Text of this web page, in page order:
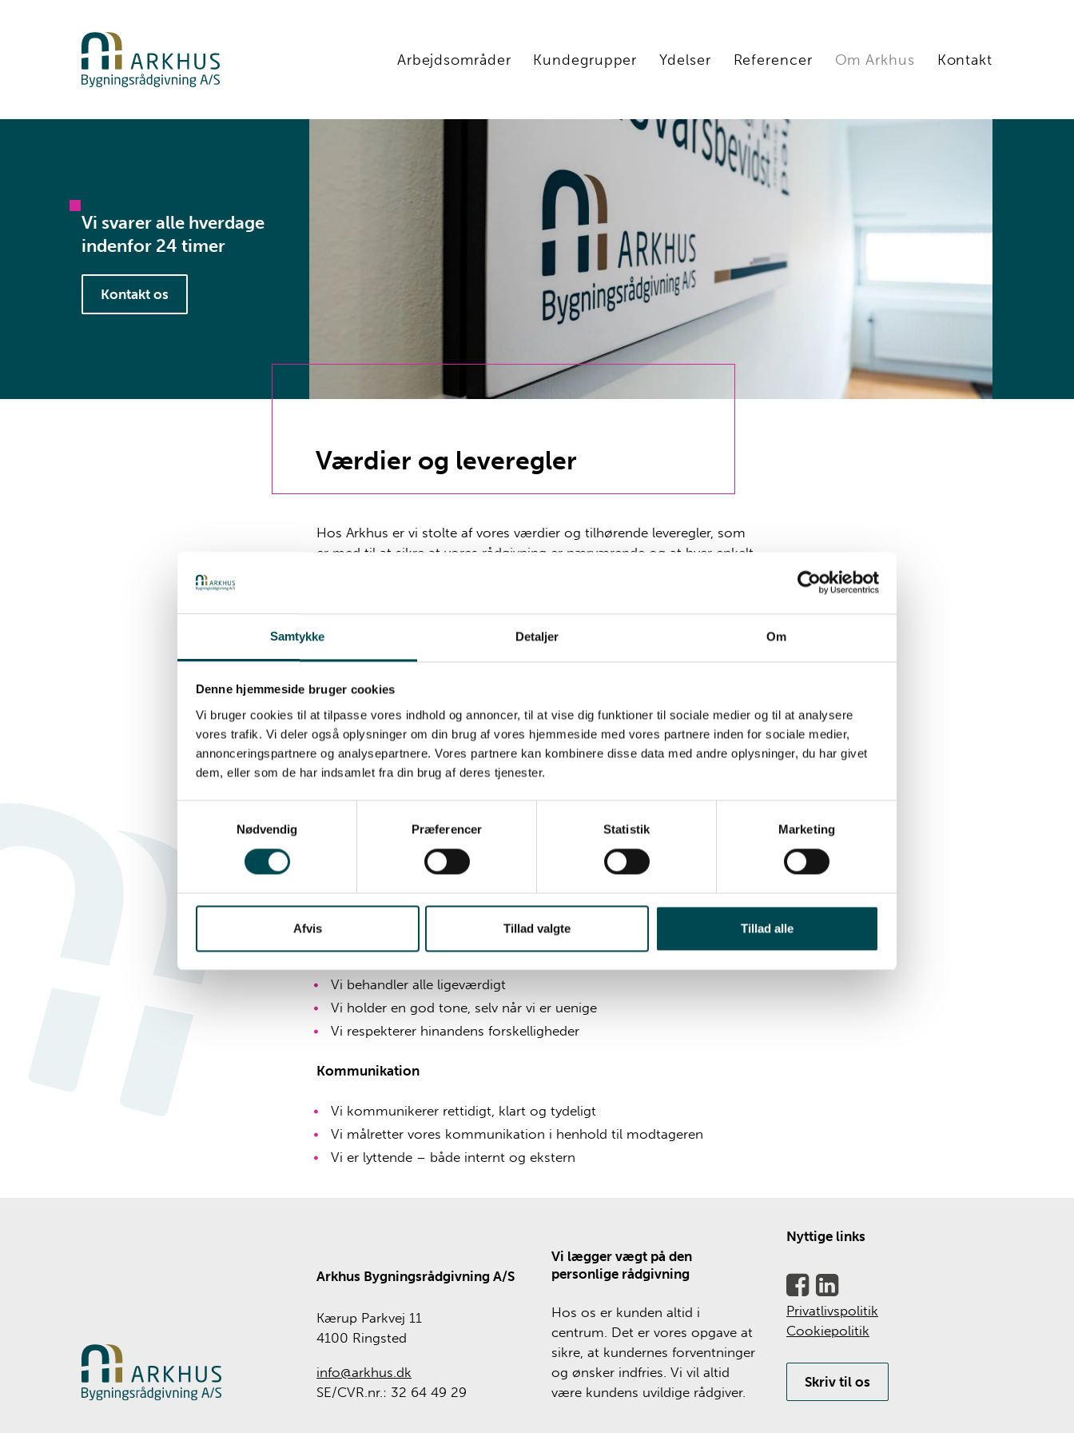
Samtykke Detaljer Om
Denne hjemmeside bruger cookies
Vi bruger cookies til at tilpasse vores indhold og annoncer, til at vise dig funktioner til sociale medier og til at analysere
vores trafik. Vi deler også oplysninger om din brug af vores hjemmeside med vores partnere inden for sociale medier,
annonceringspartnere og analysepartnere. Vores partnere kan kombinere disse data med andre oplysninger, du har givet
dem, eller som de har indsamlet fra din brug af deres tjenester.
Nødvendig
Præferencer Statistik Marketing
Afvis Tillad valgte Tillad alle
Arbejdsområder Kundegrupper Ydelser Referencer Om Arkhus Kontakt
Vi svarer alle hverdage
indenfor 24 timer
Kontakt os
Værdier og leveregler
Hos Arkhus er vi stolte af vores værdier og tilhørende leveregler, som
er med til at sikre at vores rådgivning er nærværende og at hver enkelt
Samarbejde
Vi arbejder som et team og spiller hinanden gode
Vi planlægger processer og egen tid
Vi giver sparring til hinanden
Vi gør brug af hinandens kompetencer
Vi leverer ensartet og god kvalitet
Vi overholder aftaler intern og eksternt
Vi rådgiver ud fra faglighed
Vi behandler alle ligeværdigt
Vi holder en god tone, selv når vi er uenige
Vi respekterer hinandens forskelligheder
Kommunikation
Vi kommunikerer rettidigt, klart og tydeligt
Vi målretter vores kommunikation i henhold til modtageren
Vi er lyttende – både internt og ekstern
Arkhus Bygningsrådgivning A/S
Kærup Parkvej 11
4100 Ringsted
info@arkhus.dk
SE/CVR.nr.: 32 64 49 29
Vi lægger vægt på den
personlige rådgivning
Hos os er kunden altid i
centrum. Det er vores opgave at
sikre, at kundernes forventninger
og ønsker indfries. Vi vil altid
være kundens uvildige rådgiver.
Nyttige links
Privatlivspolitik
Cookiepolitik
Skriv til os